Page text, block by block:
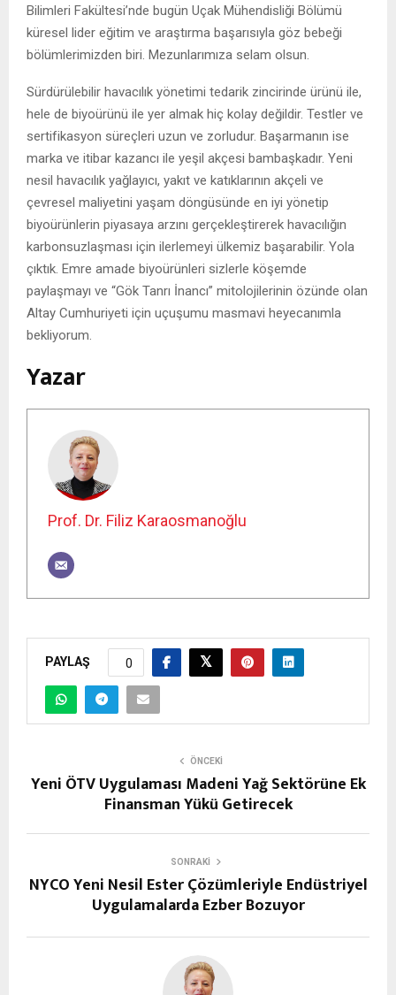
Bilimleri Fakültesi’nde bugün Uçak Mühendisliği Bölümü
küresel lider eğitim ve araştırma başarısıyla göz bebeği
bölümlerimizden biri. Mezunlarımıza selam olsun.
Sürdürülebilir havacılık yönetimi tedarik zincirinde ürünü ile,
hele de biyoürünü ile yer almak hiç kolay değildir. Testler ve
sertifikasyon süreçleri uzun ve zorludur. Başarmanın ise
marka ve itibar kazancı ile yeşil akçesi bambaşkadır. Yeni
nesil havacılık yağlayıcı, yakıt ve katıklarının akçeli ve
çevresel maliyetini yaşam döngüsünde en iyi yönetip
biyoürünlerin piyasaya arzını gerçekleştirerek havacılığın
karbonsuzlaşması için ilerlemeyi ülkemiz başarabilir. Yola
çıktık. Emre amade biyoürünleri sizlerle köşemde
paylaşmayı ve “Gök Tanrı İnancı” mitolojilerinin özünde olan
Altay Cumhuriyeti için uçuşumu masmavi heyecanımla
bekliyorum.
Yazar
Prof. Dr. Filiz Karaosmanoğlu
PAYLAŞ 0
ÖNCEKI
Yeni ÖTV Uygulaması Madeni Yağ Sektörüne Ek
Finansman Yükü Getirecek
SONRAKI
NYCO Yeni Nesil Ester Çözümleriyle Endüstriyel
Uygulamalarda Ezber Bozuyor